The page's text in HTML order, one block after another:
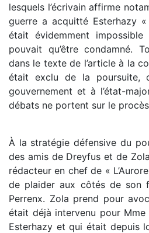
lesquels l’écrivain affirme
guerre a acquitté Esterhazy
était évidemment
pouvait qu’être condamné.
dans le texte de l’article à la
était exclu de la poursuite,
gouvernement et à l’état-
débats ne portent sur le
À la stratégie défensive du
des amis de Dreyfus et de
rédacteur en chef de «
de plaider aux côtés de son
Perrenx. Zola prend pour
était déjà intervenu pour
Esterhazy et qui était depuis